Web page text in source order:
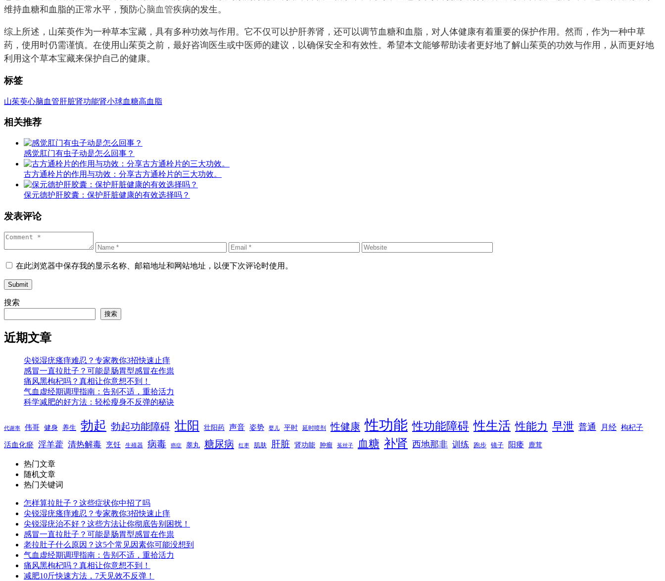
维持血糖和血脂的正常水平，预防心脑血管疾病的发生。
综上所述，山茱萸作为一种草本宝藏，具有多种功效与作用。它不仅可以护肝养肾，还可以调节血糖和血脂，对人体健康有着重要的保护作用。然而，作为一种中草
药，使用时仍需谨慎。在使用山茱萸之前，最好咨询医生或中医师的建议，以确保安全和有效性。希望本文能够帮助读者更好地了解山茱萸的功效与作用，从而更好地
利用这个草本宝藏来保护自己的健康。
标签
山茱萸心脑血管肝脏肾功能肾小球血糖高血脂
相关推荐
感觉肛门有虫子动是怎么回事？
古方通栓片的作用与功效：分享古方通栓片的三大功效。
保元德护肝胶囊：保护肝脏健康的有效选择吗？
发表评论
在此浏览器中保存我的显示名称、邮箱地址和网站地址，以便下次评论时使用。
Submit
搜索
搜索
近期文章
尖锐湿疣瘙痒难忍？专家教你3招快速止痒
感冒一直拉肚子？可能是肠胃型感冒在作祟
痛风黑枸杞吗？真相让你意想不到！
气血虚经期调理指南：告别不适，重拾活力
科学减肥的好方法：轻松瘦身不反弹的秘诀
代谢率 伟哥 健身 养生 勃起 勃起功能障碍 壮阳 壮阳药 声音 姿势 婴儿 平时 延时喷剂 性健康 性功能 性功能障碍 性生活 性能力 早泄 普通 月经 枸杞子
活血化瘀 淫羊藿 清热解毒 烹饪 生殖器 病毒 癌症 睾丸 糖尿病 红枣 肌肤 肝脏 肾功能 肿瘤 菟丝子 血糖 补肾 西地那非 训练 跑步 镜子 阳痿 鹿茸
热门文章
随机文章
热门关键词
怎样算拉肚子？这些症状你中招了吗
尖锐湿疣瘙痒难忍？专家教你3招快速止痒
尖锐湿疣治不好？这些方法让你彻底告别困扰！
感冒一直拉肚子？可能是肠胃型感冒在作祟
老拉肚子什么原因？这5个常见因素你可能没想到
气血虚经期调理指南：告别不适，重拾活力
痛风黑枸杞吗？真相让你意想不到！
减肥10斤快速方法，7天见效不反弹！